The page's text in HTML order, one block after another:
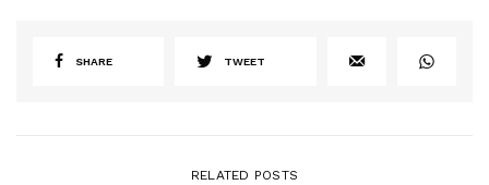
SHARE TWEET
RELATED POSTS